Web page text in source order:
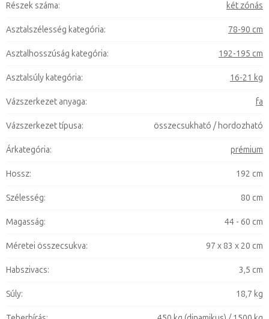
Részek száma: két zónás
Asztalszélesség kategória: 78-90 cm
Asztalhosszúság kategória: 192-195 cm
Asztalsúly kategória: 16-21 kg
Vázszerkezet anyaga: fa
Vázszerkezet típusa: összecsukható / hordozható
Árkategória: prémium
Hossz: 192 cm
Szélesség: 80 cm
Magasság: 44 - 60 cm
Méretei összecsukva: 97 x 83 x 20 cm
Habszivacs: 3,5 cm
Súly: 18,7 kg